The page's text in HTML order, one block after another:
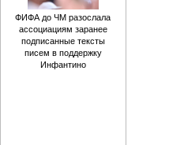
ФИФА до ЧМ разослала
ассоциациям заранее
подписанные тексты
писем в поддержку
Инфантино